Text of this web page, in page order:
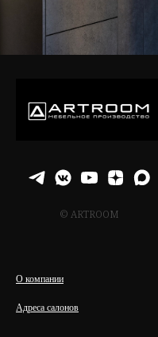
© ARTROOM
О компании
Адреса салонов